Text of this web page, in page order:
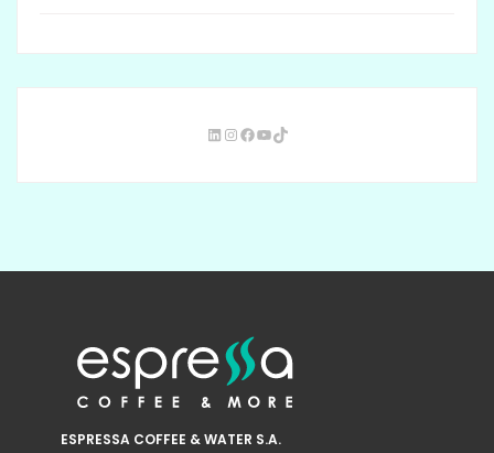
ESPRESSA COFFEE & WATER S.A.